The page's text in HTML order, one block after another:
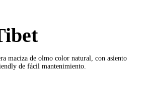
maciza de olmo color natural, con asiento
de fácil mantenimiento.